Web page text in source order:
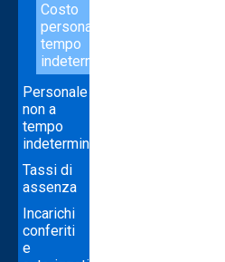
Costo
personale
tempo
indeterminato
Personale
non a
tempo
indeterminato
Tassi di
assenza
Incarichi
conferiti
e